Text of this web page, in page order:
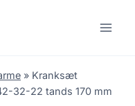
» Kranksæt
32-22 tands 170 mm